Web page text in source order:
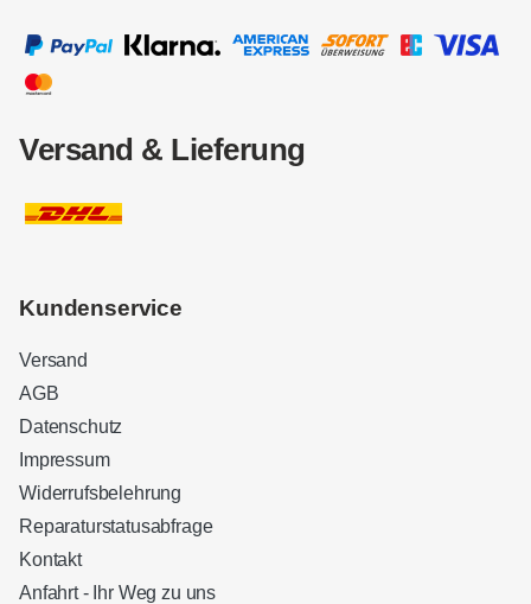
Versand & Lieferung
Kundenservice
Versand
AGB
Datenschutz
Impressum
Widerrufsbelehrung
Reparaturstatusabfrage
Kontakt
Anfahrt - Ihr Weg zu uns